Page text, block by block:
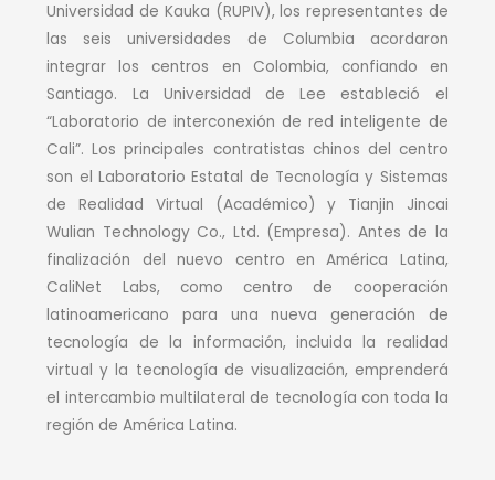
Universidad de Kauka (RUPIV), los representantes de
las seis universidades de Columbia acordaron
integrar los centros en Colombia, confiando en
Santiago. La Universidad de Lee estableció el
“Laboratorio de interconexión de red inteligente de
Cali”. Los principales contratistas chinos del centro
son el Laboratorio Estatal de Tecnología y Sistemas
de Realidad Virtual (Académico) y Tianjin Jincai
Wulian Technology Co., Ltd. (Empresa). Antes de la
finalización del nuevo centro en América Latina,
CaliNet Labs, como centro de cooperación
latinoamericano para una nueva generación de
tecnología de la información, incluida la realidad
virtual y la tecnología de visualización, emprenderá
el intercambio multilateral de tecnología con toda la
región de América Latina.